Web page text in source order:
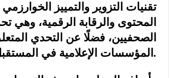
تقنيات التزوير والتمييز
المحتوى والرقابة الرقمية، وهي
الصحفيين، فضلًا عن التحدي
المؤسسات الإعلامية في المستقبل.